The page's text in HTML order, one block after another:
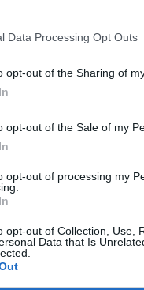
Data Processing Opt Outs
opt-out of the Sharing of
opt-out of the Sale of my
opt-out of processing my
opt-out of Collection, Use,
Data that Is
il
in virtù di una
un programma
dieci anni di
e anche, perché no,
dall'arresto
Ottaviano Del
del Pd,
voto. Il
giovane,